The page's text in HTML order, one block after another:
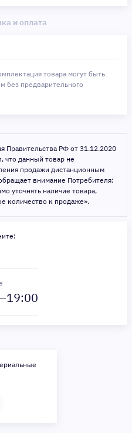
и оплата
товара могут быть
без предварительного
Правительства РФ от 31.12.2020
что данный товар не
продажи дистанционным
внимание Потребителя:
уточнять наличие товара,
количество к продаже».
19:00